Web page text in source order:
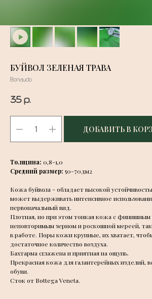
БУЙВОЛ ЗЕЛЕНАЯ ТРАВА
Bonaudo
35 р.
ДОБАВИТЬ В
Толщина: 0,8-1,0
Средний размер: 50-70дм2
Кожа буйвола - обладает высокой
может выдерживать интенсивное
первоначальный вид.
Плотная, но при этом тонкая кожа с
неповторимым зерном и роскошной мереей,
в работе. Поры кожи крупные, их хватает,
достаточное количество воздуха.
Бахтарма сглажена и приятная на ощупь.
Прекрасная кожа для галантерейных изделий,
обуви.
Сток от Bottega Veneta.